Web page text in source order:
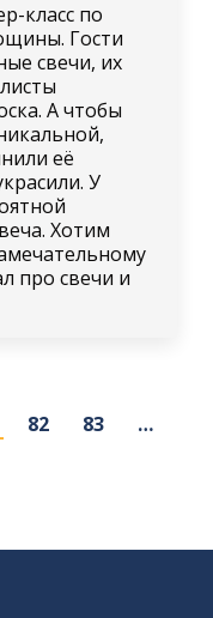
класс по
Гости
свечи, их
А чтобы
её
У
Хотим
про свечи и
82 83
…